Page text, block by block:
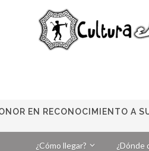
EN RECONOCIMIENTO
¿Cómo llegar? ¿Dónde